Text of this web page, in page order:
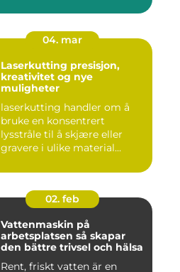
04. mar
Laserkutting presisjon,
kreativitet og nye
muligheter
laserkutting handler om å
bruke en konsentrert
lysstråle til å skjære eller
gravere i ulike material...
02. feb
Vattenmaskin på
arbetsplatsen så skapar
den bättre trivsel och hälsa
Rent, friskt vatten är en